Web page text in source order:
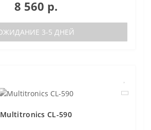
8 560 р.
3-5 ДНЕЙ
Multitronics CL-590